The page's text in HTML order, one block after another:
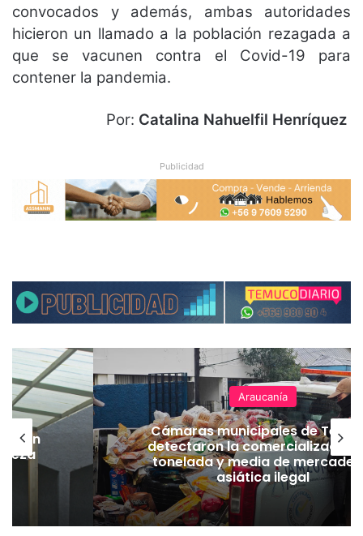
convocados y además, ambas autoridades
hicieron un llamado a la población rezagada a
que se vacunen contra el Covid-19 para
contener la pandemia.
Por: Catalina Nahuelfil Henríquez
Publicidad
Araucanía
Cámaras municipales de
detectaron la comercialización
tonelada y media de
asiática ilegal